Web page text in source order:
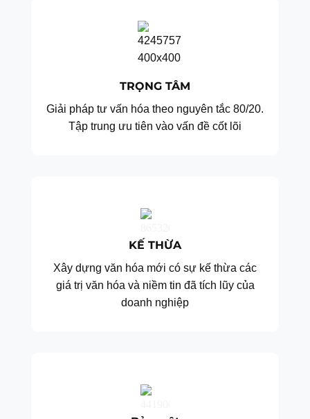
TRỌNG TÂM
Giải pháp tư vấn hóa theo nguyên tắc 80/20.
Tập trung ưu tiên vào vấn đề cốt lõi
KẾ THỪA
Xây dựng văn hóa mới có sự kế thừa các
giá trị văn hóa và niềm tin đã tích lũy của
doanh nghiệp